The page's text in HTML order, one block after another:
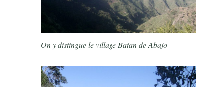
On y distingue le village Batan de Abajo